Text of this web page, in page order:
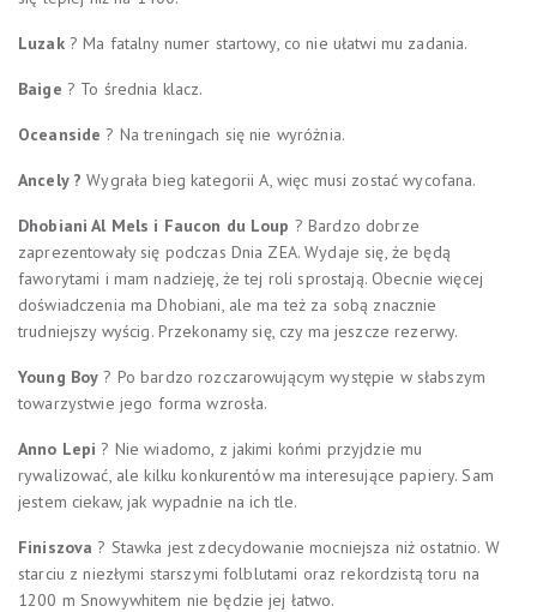
Luzak? Ma fatalny numer startowy, co nie ułatwi mu zadania.
Baige ? To średnia klacz.
Oceanside ? Na treningach się nie wyróżnia.
Ancely ? Wygrała bieg kategorii A, więc musi zostać wycofana.
Dhobiani Al Mels i Faucon du Loup ? Bardzo dobrze
zaprezentowały się podczas Dnia ZEA. Wydaje się, że będą
faworytami i mam nadzieję, że tej roli sprostają. Obecnie więcej
doświadczenia ma Dhobiani, ale ma też za sobą znacznie
trudniejszy wyścig. Przekonamy się, czy ma jeszcze rezerwy.
Young Boy ? Po bardzo rozczarowującym występie w słabszym
towarzystwie jego forma wzrosła.
Anno Lepi ? Nie wiadomo, z jakimi końmi przyjdzie mu
rywalizować, ale kilku konkurentów ma interesujące papiery. Sam
jestem ciekaw, jak wypadnie na ich tle.
Finiszova ? Stawka jest zdecydowanie mocniejsza niż ostatnio. W
starciu z niezłymi starszymi folblutami oraz rekordzistą toru na
1200 m Snowywhitem nie będzie jej łatwo.